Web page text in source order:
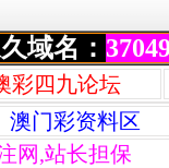
域名：
彩四九论坛
澳门彩资料区
网,站长担保